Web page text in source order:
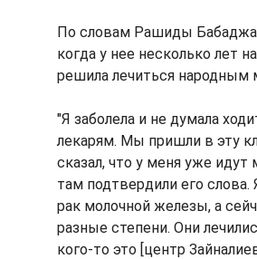
По словам Рашиды
когда у нее несколько лет
решила лечиться народным
"Я заболела и не думала
лекарям. Мы пришли в эту
сказал, что у меня уже
там подтвердили его
рак молочной железы, а
разные степени. Они
кого-то это [центр